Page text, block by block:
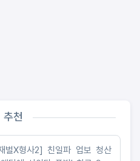
추천
벌X형사2] 친일파 업보 청산